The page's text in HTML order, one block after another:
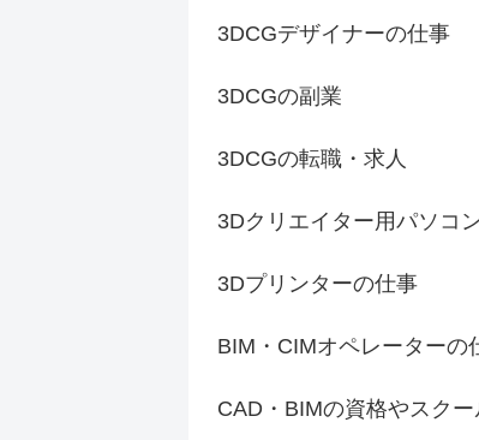
3DCGデザイナーの仕事
3DCGの副業
3DCGの転職・求人
3Dクリエイター用パソコ
3Dプリンターの仕事
BIM・CIMオペレーターの
CAD・BIMの資格やスクー